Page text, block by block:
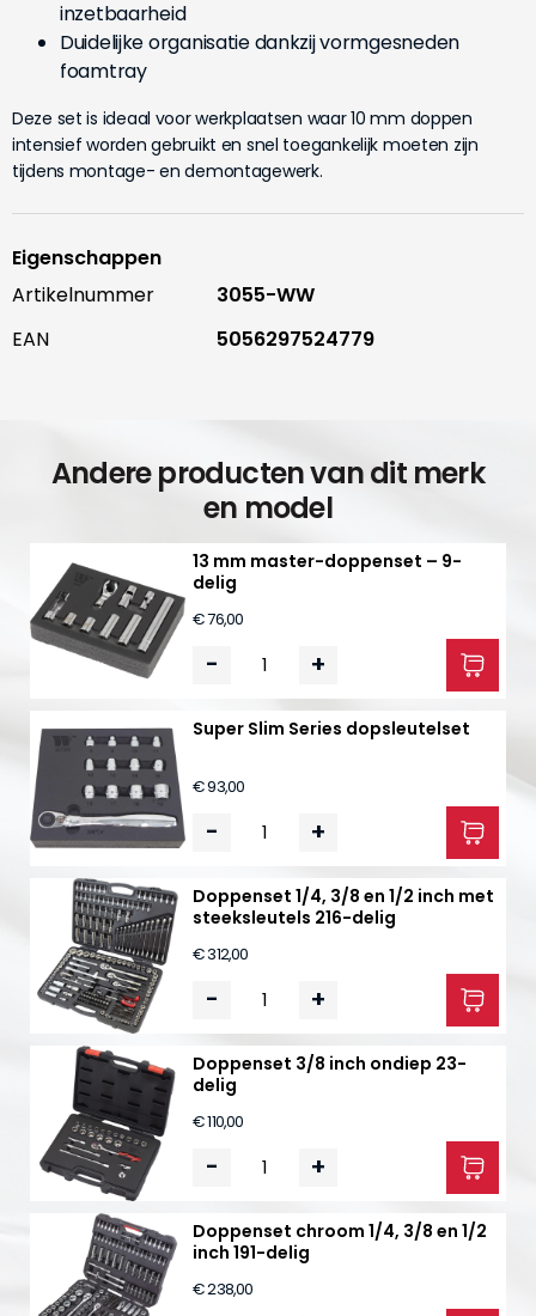
inzetbaarheid
Duidelijke organisatie dankzij vormgesneden
foamtray
Deze set is ideaal voor werkplaatsen waar 10 mm doppen
intensief worden gebruikt en snel toegankelijk moeten zijn
tijdens montage- en demontagewerk.
Eigenschappen
Artikelnummer
3055-WW
EAN
5056297524779
Andere producten van dit merk
en model
13 mm master-doppenset – 9-
delig
€ 76,00
- +
Super Slim Series dopsleutelset
€ 93,00
- +
Doppenset 1/4, 3/8 en 1/2 inch met
steeksleutels 216-delig
€ 312,00
- +
Doppenset 3/8 inch ondiep 23-
delig
€ 110,00
- +
Doppenset chroom 1/4, 3/8 en 1/2
inch 191-delig
€ 238,00